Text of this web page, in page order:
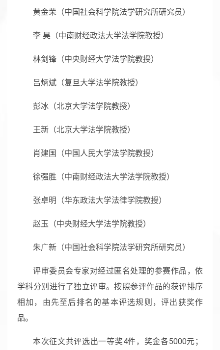
黄金荣（中国社会科学院法学研究所研究员）
李 昊（中南财经政法大学法学院教授）
林剑锋（中央财经大学法学院教授）
吕炳斌（复旦大学法学院教授）
彭冰（北京大学法学院教授）
王新（北京大学法学院教授）
肖建国（中国人民大学法学院教授）
徐强胜（中南财经政法大学法学院教授）
张卓明（华东政法大学法律学院教授）
赵玉（中央财经大学法学院教授）
朱广新（中国社会科学院法学研究所研究员）
评审委员会专家对经过匿名处理的参赛作品，依
学科分别进行了独立评审。按照参评作品的获评排序
相加，由先至后排名的基本评选规则，评出获奖作
品。
本次征文共评选出一等奖4件，奖金各5000元；